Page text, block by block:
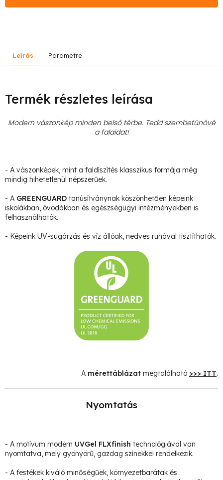
Leírás Parametre
Termék részletes leírása
Modern vászonkép minden belső térbe. Tedd szembetűnővé
a falaidat!
- A vászonképek, mint a faldíszítés klasszikus formája még
mindig hihetetlenül népszerűek.
- A GREENGUARD tanúsítványnak köszönhetően képeink
iskolákban, óvodákban és egészségügyi intézményekben is
felhasználhatók.
- Képeink UV-sugárzás és víz állóak, nedves ruhával tisztíthatók.
A mérettáblázat megtalálható >>> ITT.
Nyomtatás
- A motívum modern UVGel FLXfinish technológiával van
nyomtatva, mely gyönyörű, gazdag színekkel rendelkezik.
- A festékek kiváló minőségűek, környezetbarátak és